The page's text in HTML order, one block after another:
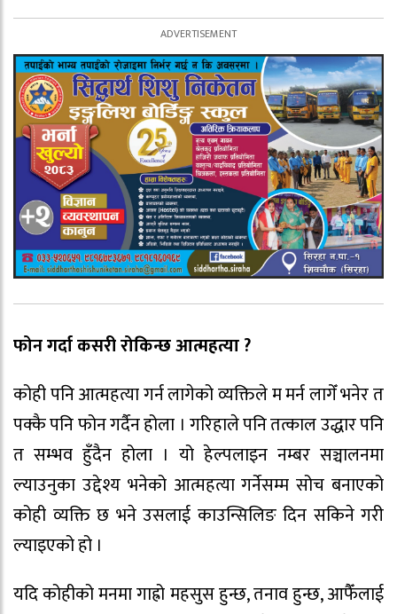
फोन गर्दा कसरी रोकिन्छ आत्महत्या ?
कोही पनि आत्महत्या गर्न लागेको व्यक्तिले म मर्न लागेँ भनेर त
पक्कै पनि फोन गर्दैन होला । गरिहाले पनि तत्काल उद्धार पनि
त सम्भव हुँदैन होला । यो हेल्पलाइन नम्बर सञ्चालनमा
ल्याउनुका उद्देश्य भनेको आत्महत्या गर्नेसम्म सोच बनाएको
कोही व्यक्ति छ भने उसलाई काउन्सिलिङ दिन सकिने गरी
ल्याइएको हो ।
यदि कोहीको मनमा गाह्रो महसुस हुन्छ, तनाव हुन्छ, आफैँलाई